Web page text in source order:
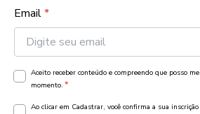
Email*
Aceito receber conteúdo e compreendo que posso
momento. *
Ao clicar em Cadastrar, você confirma a sua